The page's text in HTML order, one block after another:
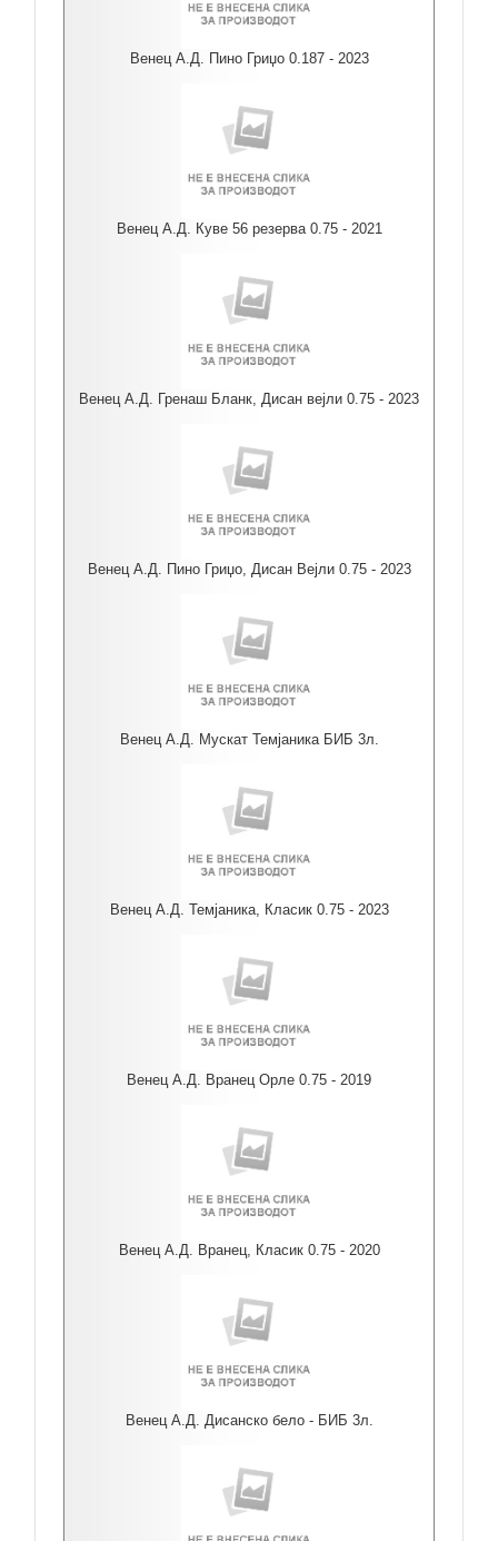
Венец А.Д. Пино Гриџо 0.187 - 2023
Венец А.Д. Куве 56 резерва 0.75 - 2021
Венец А.Д. Гренаш Бланк, Дисан вејли 0.75 - 2023
Венец А.Д. Пино Гриџо, Дисан Вејли 0.75 - 2023
Венец А.Д. Мускат Темјаника БИБ 3л.
Венец А.Д. Темјаника, Класик 0.75 - 2023
Венец А.Д. Вранец Орле 0.75 - 2019
Венец А.Д. Вранец, Класик 0.75 - 2020
Венец А.Д. Дисанско бело - БИБ 3л.